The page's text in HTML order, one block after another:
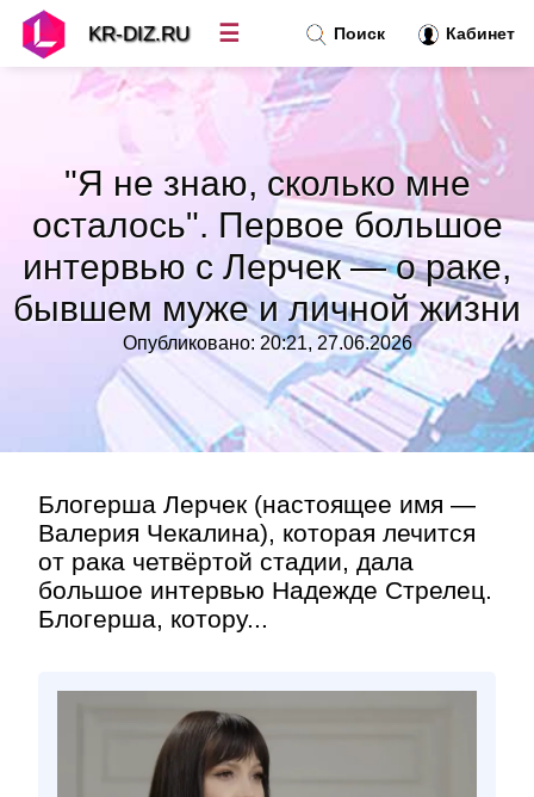
"Я не знаю, сколько мне
осталось". Первое большое
интервью с Лерчек — о раке,
бывшем муже и личной жизни
Опубликовано: 20:21, 27.06.2026
Блогерша Лерчек (настоящее имя —
Валерия Чекалина), которая лечится
от рака четвёртой стадии, дала
большое интервью Надежде Стрелец.
Блогерша, котору...
Поиск Кабинет
KR-DIZ.RU ☰
Топ новостей »
Рубрики»
»
Контакт